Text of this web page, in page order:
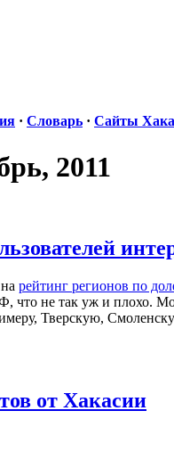
· Словарь · Сайты
2011
рейтинг регионов по
что не так уж и плохо.
Тверскую,
от Хакасии